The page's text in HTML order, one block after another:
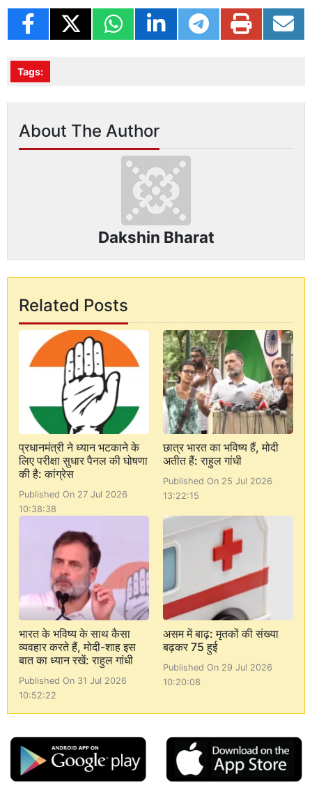
'ई20 पेट्रोल से फ्यूल इकॉनमी 2 से 6% तक कम हो सकती है'
कावेरी जल विवाद: मंड्या में कन्नड़ कार्यकर्ताओं ने विरोध प्रदर्शन तेज़ किया
सुरक्षित रखने को कहा
अजिंक्य रहाणे ने अंतरराष्ट्रीय क्रिकेट से संन्यास लिया
तूफानों का सामना कैसे करेगा नया खून?
Tags:
About The Author
Dakshin Bharat
Related Posts
प्रधानमंत्री ने ध्यान भटकाने के
लिए परीक्षा सुधार पैनल की घोषणा
की है: कांग्रेस
Published On 27 Jul 2026
10:38:38
छात्र भारत का भविष्य हैं, मोदी
अतीत हैं: राहुल गांधी
Published On 25 Jul 2026
13:22:15
भारत के भविष्य के साथ कैसा
व्यवहार करते हैं, मोदी-शाह इस
बात का ध्यान रखें: राहुल गांधी
Published On 31 Jul 2026
10:52:22
असम में बाढ़: मृतकों की संख्या
बढ़कर 75 हुई
Published On 29 Jul 2026
10:20:08